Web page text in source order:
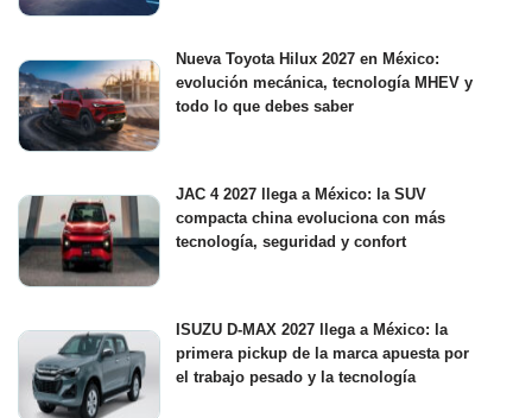
Nueva Toyota Hilux 2027 en México:
evolución mecánica, tecnología MHEV y
todo lo que debes saber
JAC 4 2027 llega a México: la SUV
compacta china evoluciona con más
tecnología, seguridad y confort
ISUZU D-MAX 2027 llega a México: la
primera pickup de la marca apuesta por
el trabajo pesado y la tecnología